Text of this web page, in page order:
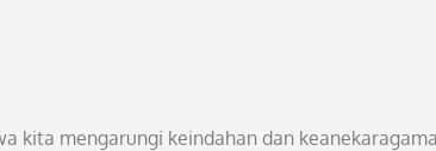
kita mengarungi keindahan dan